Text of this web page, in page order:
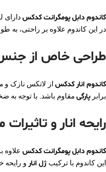
کاندوم دابل پومگرانت کدکس دارای
در این کاندوم علاوه بر راحتی،
طراحی خاص از
کاندوم انار کدکس از لاتکس نازک
برابر پارگی مقاوم باشد. با توجه
رایحه انار و
کاندوم دابل پومگرانت کدکس علاوه
این کاندوم با ترکیب ژل انار و رایحه